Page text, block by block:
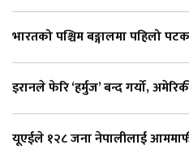
भारतको पश्चिम बङ्गालमा पहिलो
इरानले फेरि ‘हर्मुज’ बन्द गर्यो,
यूएईले १२८ जना नेपालीलाई